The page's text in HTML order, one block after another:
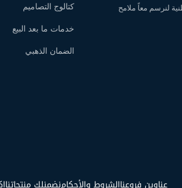
لنرسم معاً ملامح
كتالوج التصاميم
خدمات ما بعد البيع
الضمان الذهبي
عناوين فروعناالشروط والأحكامنضمنلك منتجاتنا